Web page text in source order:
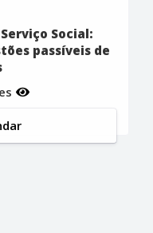
Serviço Social:
passíveis de